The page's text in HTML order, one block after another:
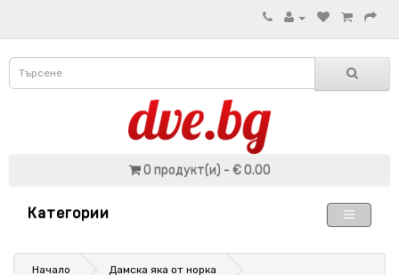
0 продукт(и) - € 0.00
Категории
Начало Дамска яка от норка